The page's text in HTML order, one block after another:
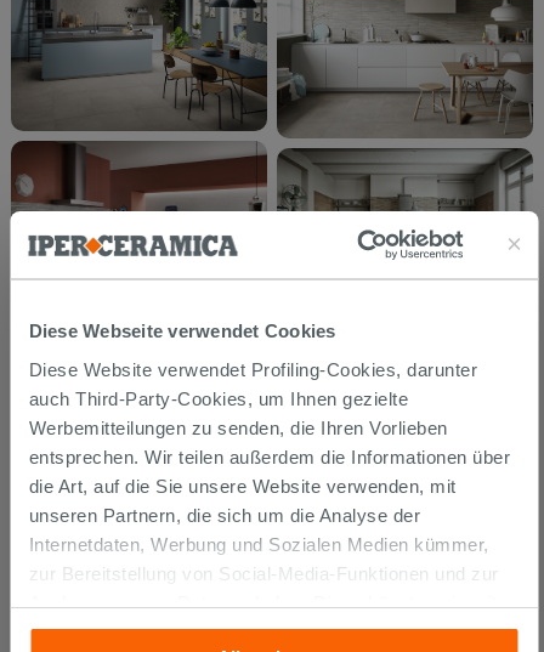
Diese Webseite verwendet Cookies
Diese Website verwendet Profiling-Cookies, darunter
auch Third-Party-Cookies, um Ihnen gezielte
Werbemitteilungen zu senden, die Ihren Vorlieben
entsprechen. Wir teilen außerdem die Informationen über
die Art, auf die Sie unsere Website verwenden, mit
unseren Partnern, die sich um die Analyse der
Internetdaten, Werbung und Sozialen Medien kümmer,
zur Bereitstellung von Social-Media-Funktionen und zur
Analyse unseres Datenverkehrs. Diese könnten sie mit
anderen Informationen, die Sie ihnen geliefert haben oder